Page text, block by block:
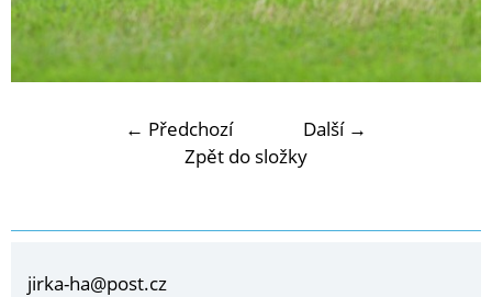
← Předchozí
Další →
Zpět do složky
jirka-ha@post.cz